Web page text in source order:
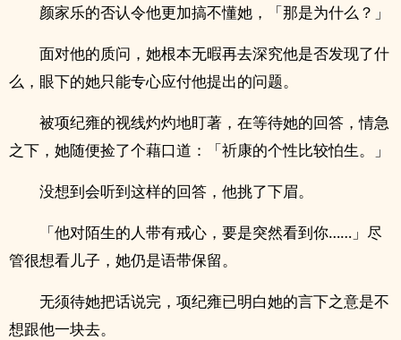
颜家乐的否认令他更加搞不懂她，「那是为什么？」
面对他的质问，她根本无暇再去深究他是否发现了什
么，眼下的她只能专心应付他提出的问题。
被项纪雍的视线灼灼地盯著，在等待她的回答，情急
之下，她随便捡了个藉口道：「祈康的个性比较怕生。」
没想到会听到这样的回答，他挑了下眉。
「他对陌生的人带有戒心，要是突然看到你……」尽
管很想看儿子，她仍是语带保留。
无须待她把话说完，项纪雍已明白她的言下之意是不
想跟他一块去。